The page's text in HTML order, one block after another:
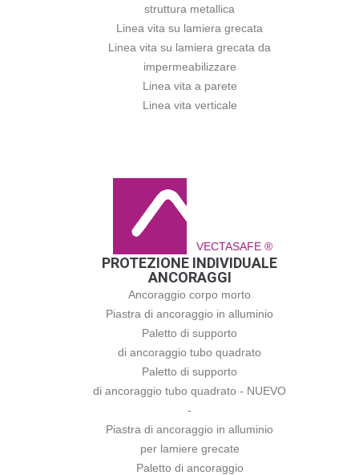
struttura metallica
Linea vita su lamiera grecata
Linea vita su lamiera grecata da
impermeabilizzare
Linea vita a parete
Linea vita verticale
VECTASAFE ®
PROTEZIONE INDIVIDUALE
ANCORAGGI
Ancoraggio corpo morto
Piastra di ancoraggio in alluminio
Paletto di supporto
di ancoraggio tubo quadrato
Paletto di supporto
di ancoraggio tubo quadrato - NUEVO
-
Piastra di ancoraggio in alluminio
per lamiere grecate
Paletto di ancoraggio